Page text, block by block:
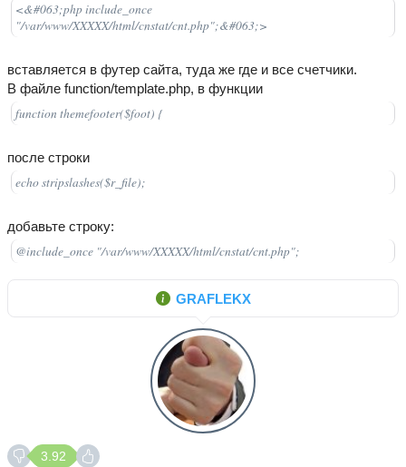
<&#063;php include_once
"/var/www/XXXXX/html/cnstat/cnt.php";&#063;>
вставляется в футер сайта, туда же где и все счетчики.
В файле function/template.php, в функции
function themefooter($foot) {
после строки
echo stripslashes($r_file);
добавьте строку:
@include_once "/var/www/XXXXX/html/cnstat/cnt.php";
GRAFLEKX
3.92